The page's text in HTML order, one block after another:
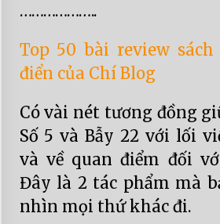
………………..
Top 50 bài review
điển của Chí Blog
Có vài nét tương đồng
Số 5 và Bẫy 22 với lối
và về quan điểm đối
Đây là 2 tác phẩm mà
nhìn mọi thứ khác đi.